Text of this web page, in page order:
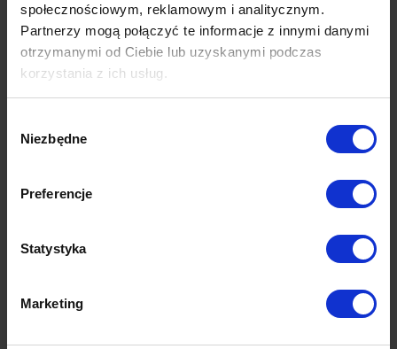
społecznościowym, reklamowym i analitycznym.
Partnerzy mogą połączyć te informacje z innymi danymi
otrzymanymi od Ciebie lub uzyskanymi podczas
korzystania z ich usług.
Polityki Prywatności Google
zgody
Niezbędne
Preferencje
Statystyka
Marketing